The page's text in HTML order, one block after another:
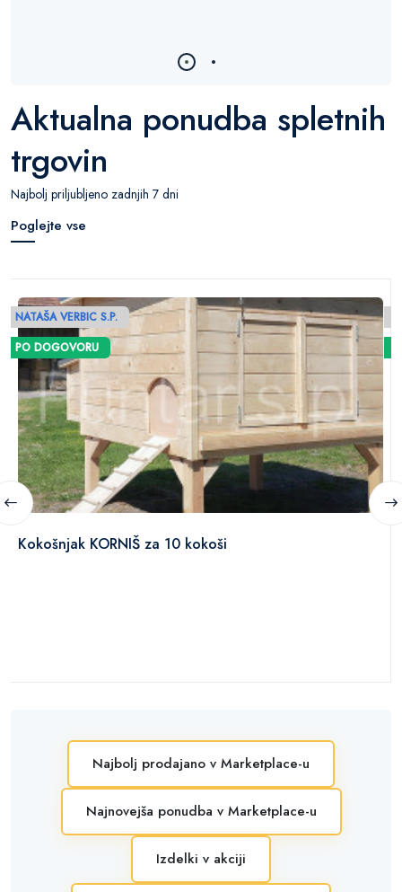
Aktualna ponudba spletnih
trgovin
Najbolj priljubljeno zadnjih 7 dni
Poglejte vse
NATAŠA VERBIC S.P.
PO DOGOVORU
Kokošnjak KORNIŠ za 10 kokoši
Najbolj prodajano v Marketplace-u
Najnovejša ponudba v Marketplace-u
Izdelki v akciji